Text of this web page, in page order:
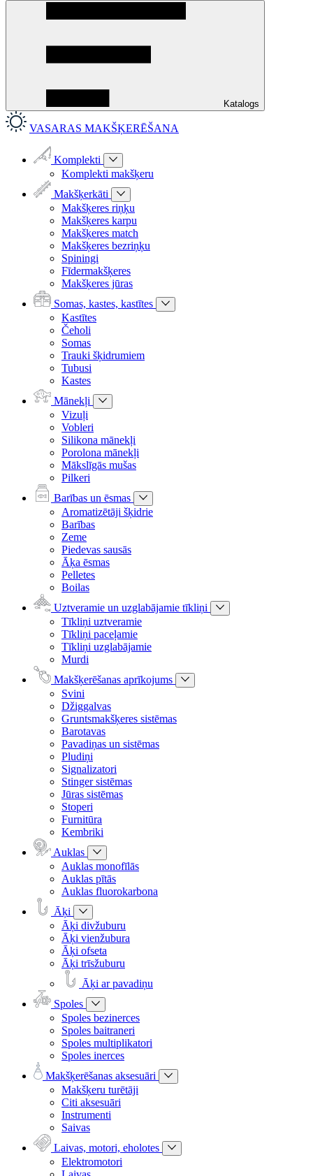
Katalogs
VASARAS MAKŠĶERĒŠANA
Komplekti
Komplekti makšķeru
Makšķerkāti
Makšķeres riņķu
Makšķeres karpu
Makšķeres match
Makšķeres bezriņķu
Spiningi
Fīdermakšķeres
Makšķeres jūras
Somas, kastes, kastītes
Kastītes
Čeholi
Somas
Trauki šķidrumiem
Tubusi
Kastes
Mānekļi
Vizuļi
Vobleri
Silikona mānekļi
Porolona mānekļi
Mākslīgās mušas
Pilkeri
Barības un ēsmas
Aromatizētāji šķidrie
Barības
Zeme
Piedevas sausās
Āķa ēsmas
Pelletes
Boilas
Uztveramie un uzglabājamie tīkliņi
Tīkliņi uztveramie
Tīkliņi paceļamie
Tīkliņi uzglabājamie
Murdi
Makšķerēšanas aprīkojums
Svini
Džiggalvas
Gruntsmakšķeres sistēmas
Barotavas
Pavadiņas un sistēmas
Pludiņi
Signalizatori
Stinger sistēmas
Jūras sistēmas
Stoperi
Furnitūra
Kembriki
Auklas
Auklas monofīlās
Auklas pītās
Auklas fluorokarbona
Āķi
Āķi divžuburu
Āķi vienžubura
Āķi ofseta
Āķi trīsžuburu
Āķi ar pavadiņu
Spoles
Spoles bezinerces
Spoles baitraneri
Spoles multiplikatori
Spoles inerces
Makšķerēšanas aksesuāri
Makšķeru turētāji
Citi aksesuāri
Instrumenti
Saivas
Laivas, motori, eholotes
Elektromotori